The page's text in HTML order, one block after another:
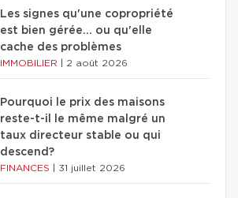
Les signes qu'une copropriété
est bien gérée… ou qu'elle
cache des problèmes
IMMOBILIER 2 août 2026
Pourquoi le prix des maisons
reste-t-il le même malgré un
taux directeur stable ou qui
descend?
FINANCES 31 juillet 2026